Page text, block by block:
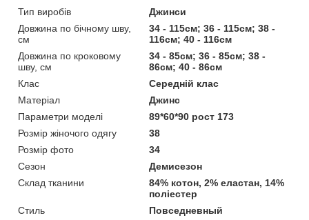
Тип виробів
Джинси
Довжина по бічному шву,
см
34 - 115см; 36 - 115см; 38 -
116см; 40 - 116см
Довжина по кроковому
шву, см
34 - 85см; 36 - 85см; 38 -
86см; 40 - 86см
Клас
Середній клас
Матеріал
Джинс
Параметри моделі
89*60*90 рост 173
Розмір жіночого одягу
38
Розмір фото
34
Сезон
Демисезон
Склад тканини
84% котон, 2% еластан, 14%
поліестер
Стиль
Повседневный